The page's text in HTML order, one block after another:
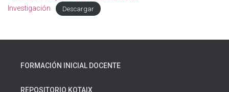
Investigación
Descargar
FORMACIÓN INICIAL DOCENTE
REPOSITORIO KOTAIX